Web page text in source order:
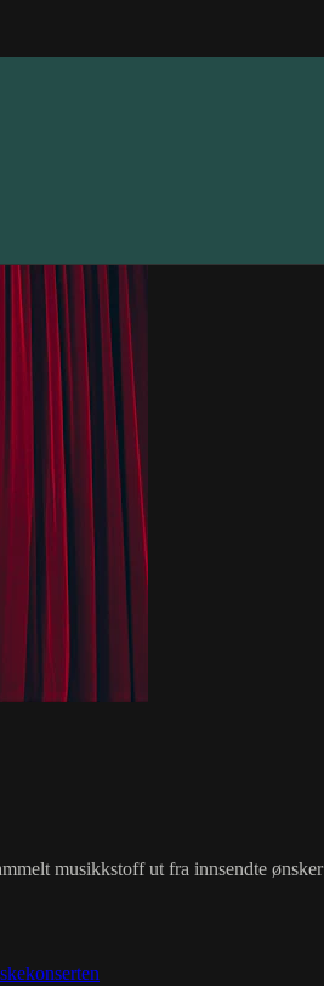
musikkstoff ut fra innsendte ønsker